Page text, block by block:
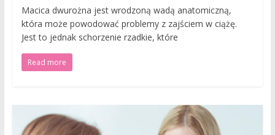
Macica dwurożna jest wrodzoną wadą anatomiczną,
która może powodować problemy z zajściem w ciążę.
Jest to jednak schorzenie rzadkie, które
Read more